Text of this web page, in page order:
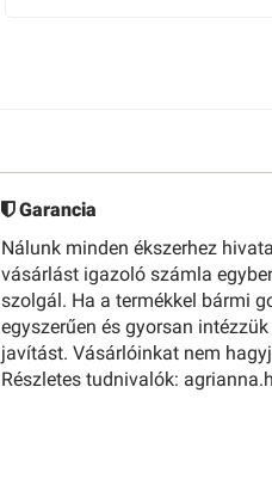
Garancia
Nálunk minden ékszerhez
vásárlást igazoló számla
szolgál. Ha a termékkel bármi
egyszerűen és gyorsan
javítást. Vásárlóinkat nem
Részletes tudnivalók: